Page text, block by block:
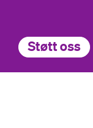
Støtt oss